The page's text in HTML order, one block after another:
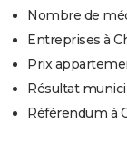
Nombre de
Entreprises à
Prix
Résultat
Référendum à